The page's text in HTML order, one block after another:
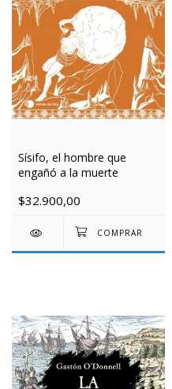
Sísifo, el hombre que
engañó a la muerte
$32.900,00